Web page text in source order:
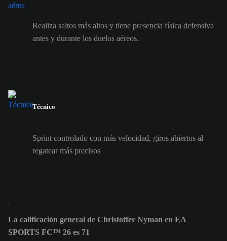
Realiza saltos más altos y tiene presencia física defensiva
antes y durante los duelos aéreos.
Técnico
Sprint controlado con más velocidad, giros abiertos al
regatear más precisos
La calificación general de Christoffer Nyman en EA
SPORTS FC™ 26 es 71